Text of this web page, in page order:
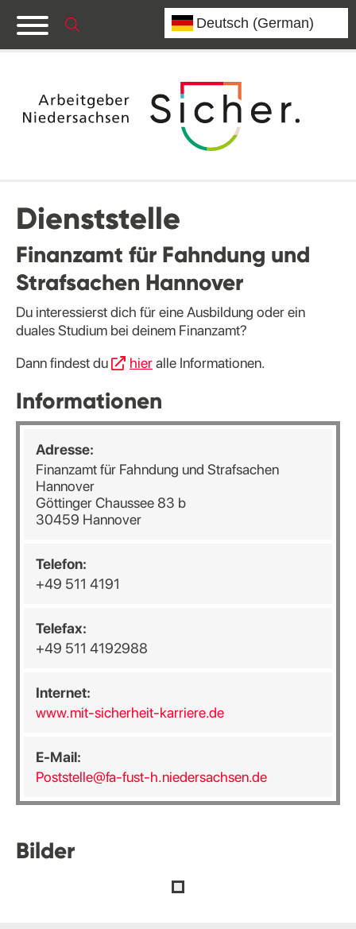
Dienststelle
Finanzamt für Fahndung und
Strafsachen Hannover
Du interessierst dich für eine Ausbildung oder ein
duales Studium bei deinem Finanzamt?
Dann findest du
hieralle Informationen.
Informationen
Adresse:
Finanzamt für Fahndung und Strafsachen
Hannover
Göttinger Chaussee 83 b
30459 Hannover
Telefon:
+49 511 4191
Telefax:
+49 511 4192988
Internet:
www.mit-sicherheit-karriere.de
E-Mail:
Poststelle@fa-fust-h.niedersachsen.de
Bilder